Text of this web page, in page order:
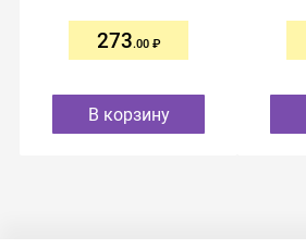
273.00
В корзину